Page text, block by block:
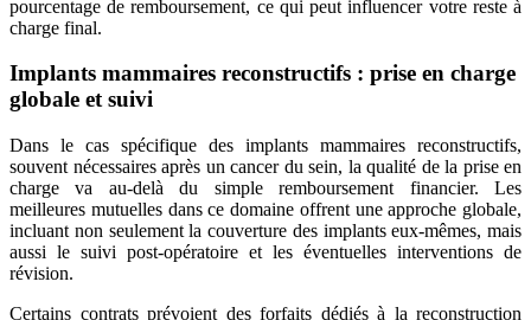
pourcentage de remboursement, ce qui peut influencer votre reste à
charge final.
Implants mammaires reconstructifs : prise en charge
globale et suivi
Dans le cas spécifique des implants mammaires reconstructifs,
souvent nécessaires après un cancer du sein, la qualité de la prise en
charge va au-delà du simple remboursement financier. Les
meilleures mutuelles dans ce domaine offrent une approche globale,
incluant non seulement la couverture des implants eux-mêmes, mais
aussi le suivi post-opératoire et les éventuelles interventions de
révision.
Certains contrats prévoient des forfaits dédiés à la reconstruction